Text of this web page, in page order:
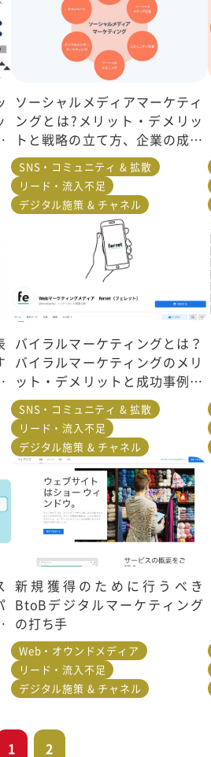
ソーシャルメディアマーケティ
ングとは?メリット・デメリッ
トと戦略の立て方、企業の成功
事例も紹介
SNS・コミュニティ & 拡散
リード・流入不足
デジタル施策 & チャネル
バイラルマーケティングとは？
バイラルマーケティングのメリ
ット・デメリットと成功事例を
紹介
SNS・コミュニティ & 拡散
リード・流入不足
デジタル施策 & チャネル
新規獲得のために行うべき
BtoBデジタルマーケティング
の打ち手
Web・オウンドメディア
リード・流入不足
デジタル施策 & チャネル
1 2